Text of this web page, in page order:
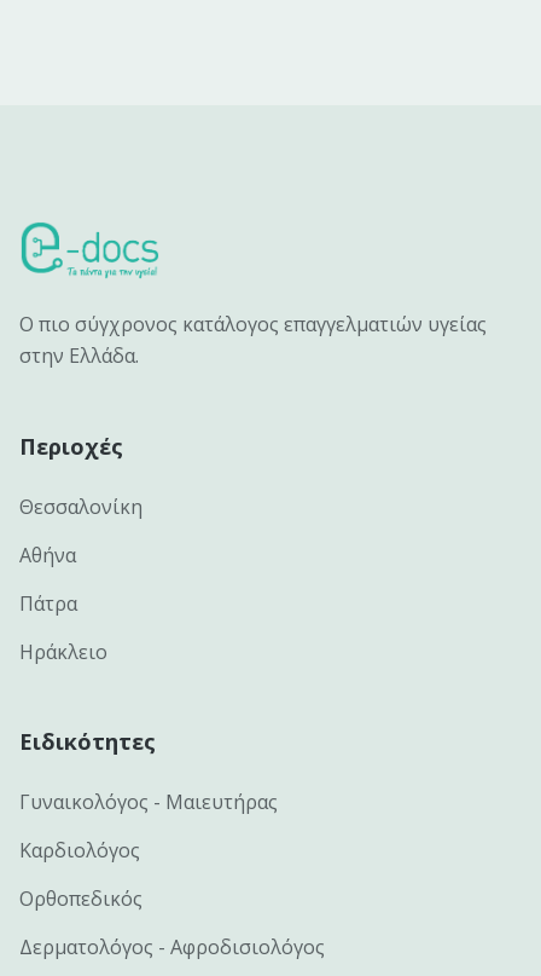
Ο πιο σύγχρονος κατάλογος επαγγελματιών υγείας
στην Ελλάδα.
Περιοχές
Θεσσαλονίκη
Αθήνα
Πάτρα
Ηράκλειο
Ειδικότητες
Γυναικολόγος - Μαιευτήρας
Καρδιολόγος
Ορθοπεδικός
Δερματολόγος - Αφροδισιολόγος